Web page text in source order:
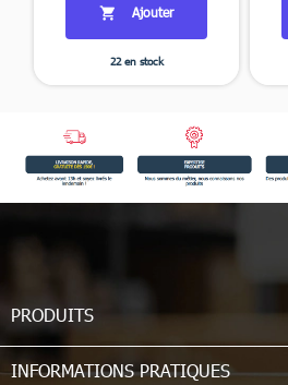
 Ajouter
22 en stock
PRODUITS
INFORMATIONS PRATIQUES